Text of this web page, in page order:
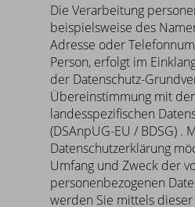
Die Verarbeitung
beispielsweise des
Adresse oder
Person, erfolgt im
der Datenschutz-
Übereinstimmung mit
landesspezifischen
(DSAnpUG-EU / BDSG) .
Datenschutzerklärung
Umfang und Zweck der
personenbezogenen
werden Sie mittels